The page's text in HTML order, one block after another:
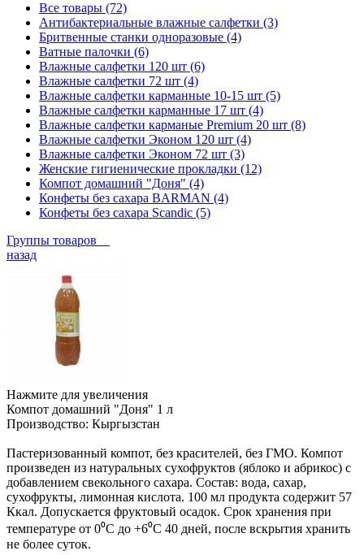
Все товары (72)
Антибактериальные влажные салфетки (3)
Бритвенные станки одноразовые (4)
Ватные палочки (6)
Влажные салфетки 120 шт (6)
Влажные салфетки 72 шт (4)
Влажные салфетки карманные 10-15 шт (5)
Влажные салфетки карманные 17 шт (4)
Влажные салфетки карманые Premium 20 шт (8)
Влажные салфетки Эконом 120 шт (4)
Влажные салфетки Эконом 72 шт (3)
Женские гигиенические прокладки (12)
Компот домашний "Доня" (4)
Конфеты без сахара BARMAN (4)
Конфеты без сахара Scandic (5)
Группы товаров
назад
Нажмите для увеличения
Компот домашний "Доня" 1 л
Производство: Кыргызстан
Пастеризованный компот, без красителей, без ГМО. Компот
произведен из натуральных сухофруктов (яблоко и абрикос) с
добавлением свекольного сахара. Состав: вода, сахар,
сухофрукты, лимонная кислота. 100 мл продукта содержит 57
Ккал. Допускается фруктовый осадок. Срок хранения при
температуре от 0⁰С до +6⁰С 40 дней, после вскрытия хранить
не более суток.